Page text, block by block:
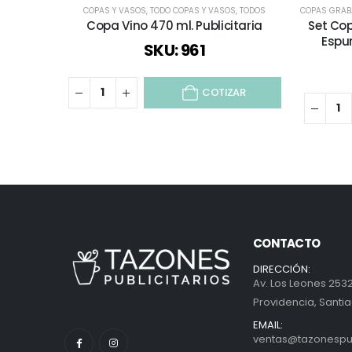
COPAS Y VASOS, TODO COPAS Y VASOS, TODOS
Copa Vino 470 ml. Publicitaria
SKU: 961
COTIZAR
COPAS
Set
CONTACTO
DIRECCIÓN:
Av. Los Leones
Providencia,
EMAIL: